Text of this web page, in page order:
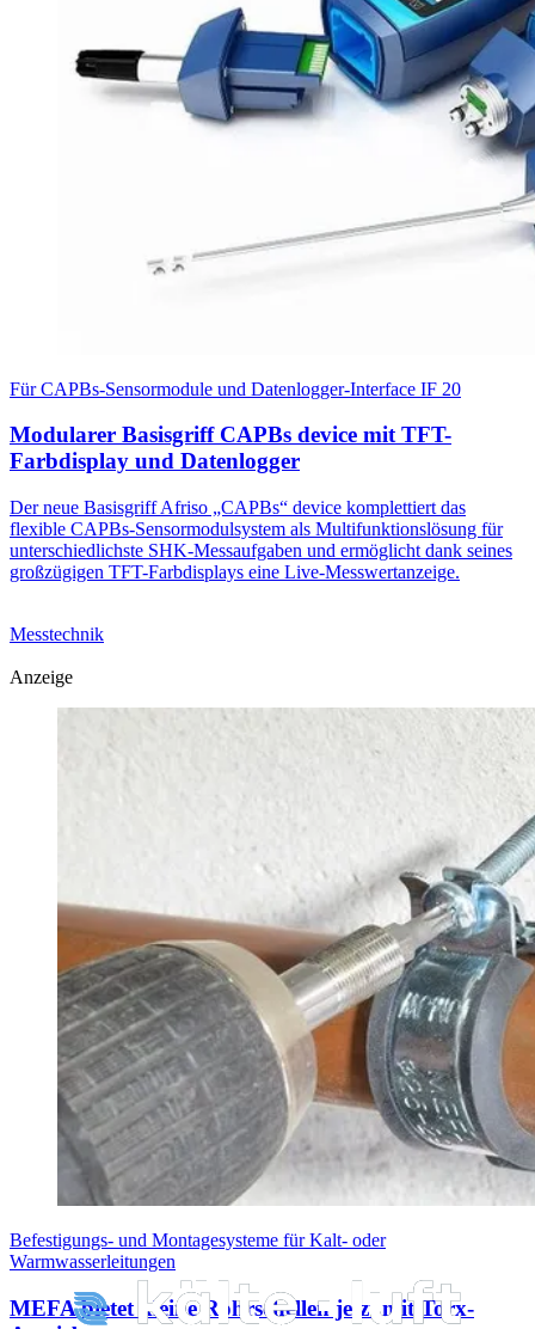
Für CAPBs-Sensormodule und Datenlogger-Interface IF 20
Modularer Basisgriff CAPBs device mit TFT-
Farbdisplay und Datenlogger
Der neue Basisgriff Afriso „CAPBs“ device komplettiert das
flexible CAPBs-Sensormodulsystem als Multifunktionslösung für
unterschiedlichste SHK-Messaufgaben und ermöglicht dank seines
großzügigen TFT-Farbdisplays eine Live-Messwertanzeige.
Messtechnik
Anzeige
Befestigungs- und Montagesysteme für Kalt- oder
Warmwasserleitungen
MEFA bietet kleine Rohrschellen jetzt mit Torx-